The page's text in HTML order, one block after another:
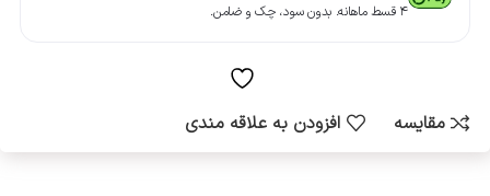
۴ قسط ماهانه. بدون سود، چک و ضامن.
مقایسه افزودن به علاقه مندی